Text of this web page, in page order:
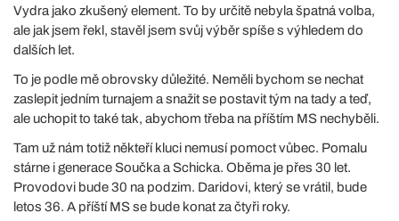
Vydra jako zkušený element. To by určitě nebyla špatná volba,
ale jak jsem řekl, stavěl jsem svůj výběr spíše s výhledem do
dalších let.
To je podle mě obrovsky důležité. Neměli bychom se nechat
zaslepit jedním turnajem a snažit se postavit tým na tady a teď,
ale uchopit to také tak, abychom třeba na příštím MS nechyběli.
Tam už nám totiž někteří kluci nemusí pomoct vůbec. Pomalu
stárne i generace Součka a Schicka. Oběma je přes 30 let.
Provodovi bude 30 na podzim. Daridovi, který se vrátil, bude
letos 36. A příští MS se bude konat za čtyři roky.